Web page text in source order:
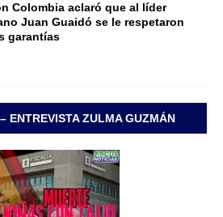
Colombia aclaró que al líder
Juan Guaidó se le respetaron
garantías
ENTREVISTA ZULMA GUZMÁN